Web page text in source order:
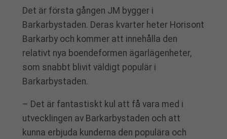
Det är första gången JM bygger i
Barkarbystaden. Deras kvarter heter Horisont
Barkarby och kommer att innehålla den
relativt nya boendeformen ägarlägenheter,
som snabbt blivit väldigt populär i
Barkarbystaden.
– Det är fantastiskt kul att få vara med i
utvecklingen av Barkarbystaden och att
kunna erbjuda kunderna den populära och